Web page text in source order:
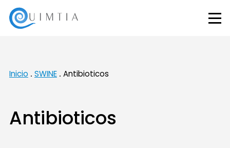
Inicio SWINE Antibioticos
Antibioticos